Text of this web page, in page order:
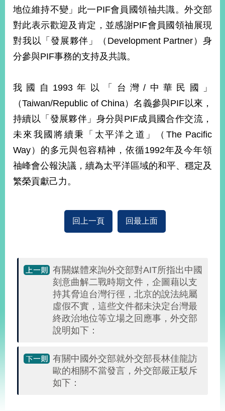
落
國
台
海
平
照
回
網
站
導
覽
關
於
本
部
與
際
地位維持不變」此一PIF會員國領䄂共識。外交部
對此表示歡迎及肯定，並感謝PIF會員國領䄂展現
對我以「發展夥伴」（Development Partner）身
分參與PIF事務的支持及共識。
我國自1993年以「台灣/中華民國」
（Taiwan/Republic of China）名義參與PIF以來，
持續以「發展夥伴」身分與PIF成員國合作交流，
未來我國將續秉「太平洋之道」（The Pacific
Way）的多元與包容精神，依循1992年及今年領
䄂峰會公報決議，續為太平洋區域的和平、穩定及
繁榮貢獻己力。
回上一頁 回最上面
有關媒體來詢外交部對AIT所指出中國
刻意曲解二戰時期文件，企圖藉以支
持其脅迫台灣行徑，北京的說法純屬
虛假不實，這些文件都未決定台灣最
終政治地位等立場之回應事，外交部
說明如下：
有關中國外交部就外交部長林佳龍訪
歐的相關不當發言，外交部嚴正駁斥
如下：